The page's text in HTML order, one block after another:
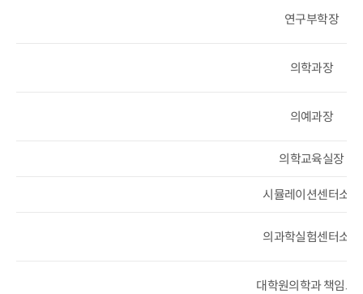
연구부학장
의학과장
의예과장
의학교육실장
시뮬레이션센터소장
의과학실험센터소장
대학원의학과 책임교